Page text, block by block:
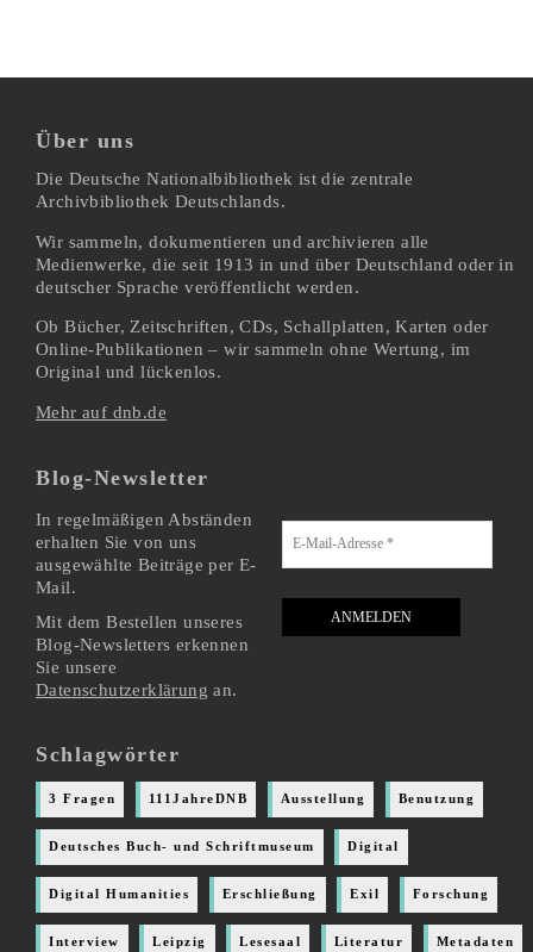
Über uns
Die Deutsche Nationalbibliothek ist die zentrale
Archivbibliothek Deutschlands.
Wir sammeln, dokumentieren und archivieren alle
Medienwerke, die seit 1913 in und über Deutschland oder in
deutscher Sprache veröffentlicht werden.
Ob Bücher, Zeitschriften, CDs, Schallplatten, Karten oder
Online-Publikationen – wir sammeln ohne Wertung, im
Original und lückenlos.
Mehr auf dnb.de
Blog-Newsletter
In regelmäßigen Abständen
erhalten Sie von uns
ausgewählte Beiträge per E-
Mail.
Mit dem Bestellen unseres
Blog-Newsletters erkennen
Sie unsere
Datenschutzerklärung an.
Schlagwörter
3 Fragen 111JahreDNB Ausstellung Benutzung
Deutsches Buch- und Schriftmuseum Digital
Digital Humanities Erschließung Exil Forschung
Interview Leipzig Lesesaal Literatur Metadaten